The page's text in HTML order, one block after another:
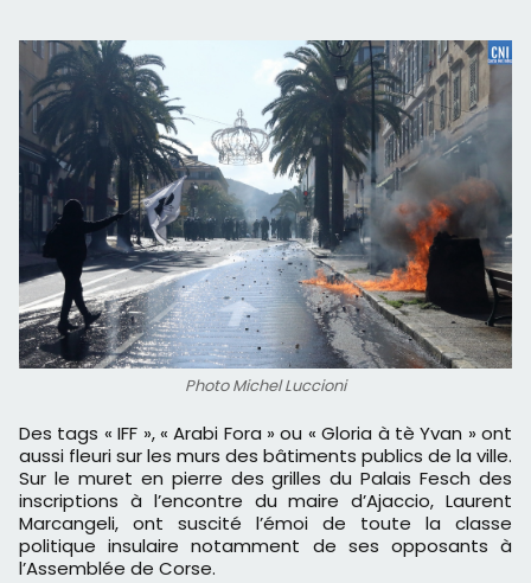
Photo Michel Luccioni
Des tags « IFF », « Arabi Fora » ou « Gloria à tè Yvan » ont
aussi fleuri sur les murs des bâtiments publics de la ville.
Sur le muret en pierre des grilles du Palais Fesch des
inscriptions à l’encontre du maire d’Ajaccio, Laurent
Marcangeli, ont suscité l’émoi de toute la classe
politique insulaire notamment de ses opposants à
l’Assemblée de Corse.